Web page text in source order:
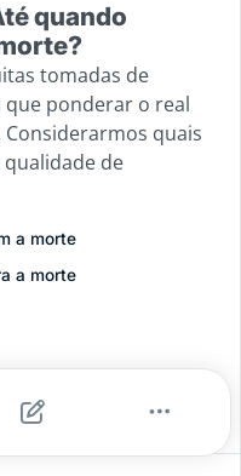
quando
tomadas de
que ponderar o real
quais
de
a morte
a morte